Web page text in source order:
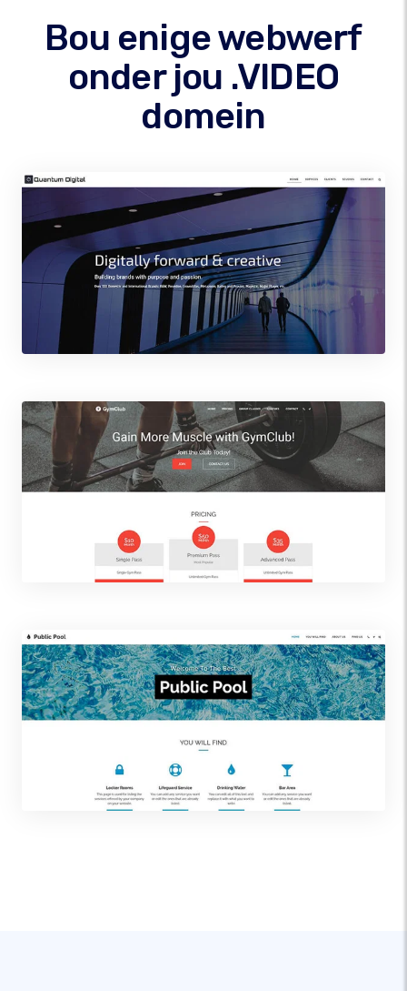
Bou enige webwerf
onder jou .VIDEO
domein